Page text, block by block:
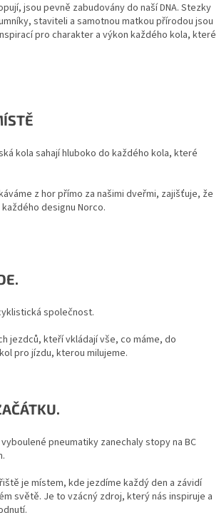
jsou pevně zabudovány do naší DNA. Stezky
staviteli a samotnou matkou přírodou jsou
pro charakter a výkon každého kola, které
kola sahají hluboko do každého kola, které
z hor přímo za našimi dveřmi, zajišťuje, že
designu Norco.
společnost.
jezdců, kteří vkládají vše, co máme, do
pro jízdu, kterou milujeme.
pneumatiky zanechaly stopy na BC
je místem, kde jezdíme každý den a závidí
světě. Je to vzácný zdroj, který nás inspiruje a